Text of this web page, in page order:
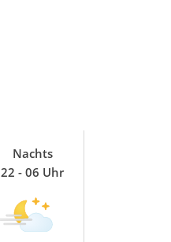
Nachts
22 - 06 Uhr